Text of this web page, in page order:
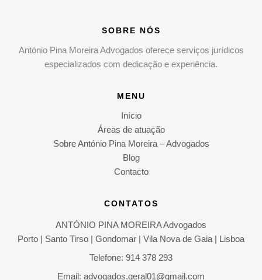
SOBRE NÓS
António Pina Moreira Advogados oferece serviços jurídicos
especializados com dedicação e experiência.
MENU
Início
Áreas de atuação
Sobre António Pina Moreira – Advogados
Blog
Contacto
CONTATOS
ANTÓNIO PINA MOREIRA Advogados
Porto | Santo Tirso | Gondomar | Vila Nova de Gaia | Lisboa
Telefone: 914 378 293
Email: advogados.geral01@gmail.com